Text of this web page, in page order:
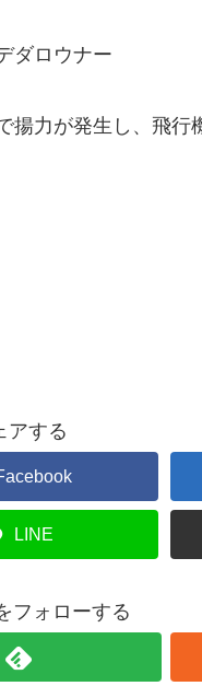
ダロウナー
力が発生し、飛行
アする
LINE
フォローする